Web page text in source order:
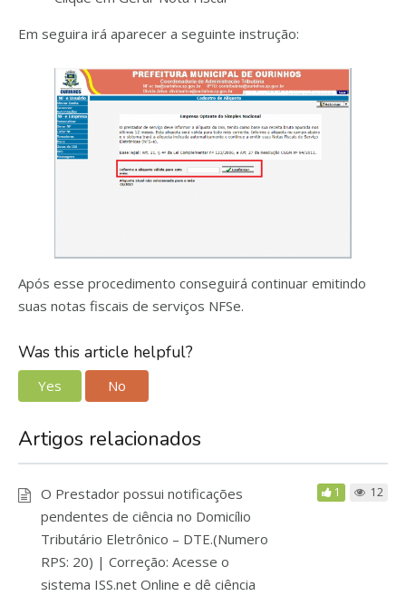
Em seguira irá aparecer a seguinte instrução:
Após esse procedimento conseguirá continuar emitindo
suas notas fiscais de serviços NFSe.
Was this article helpful?
Yes No
Artigos relacionados
O Prestador possui notificações
pendentes de ciência no Domicílio
Tributário Eletrônico – DTE.(Numero
RPS: 20) | Correção: Acesse o
sistema ISS.net Online e dê ciência
1 12